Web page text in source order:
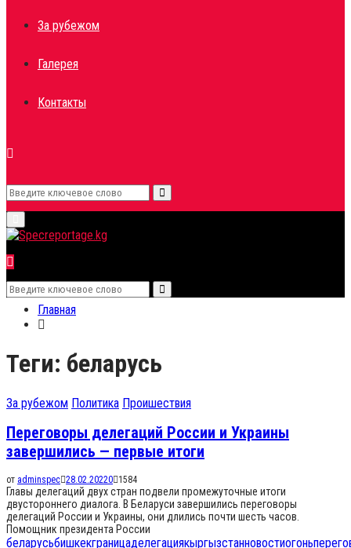
За рубежом
Галерея
Контакты
Search
for:
Search
Menu
Search
for:
Search
Главная
Теги: беларусь
За рубежом Политика Проишествия
Переговоры делегаций России и Украины
завершились — первые итоги
от adminspec 28.02.20220 1584
Главы делегаций двух стран подвели промежуточные итоги
двустороннего диалога. В Беларуси завершились переговоры
делегаций России и Украины, они длились почти шесть часов.
Помощник президента России
беларусьбишкекграницаделегациякыргызстанновостиогонь